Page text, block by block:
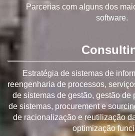
Parcerias com alguns dos
software.
Estratégia de sistemas de
reengenharia de processos,
de sistemas de gestão, gestão de
de sistemas, procurement e
de racionalização e reutilização
optimização